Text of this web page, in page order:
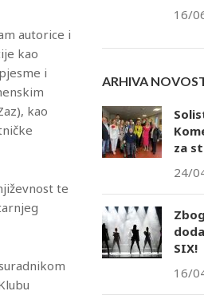
autorice i
kao
i
kao
te
16/
ARHIVA
za
24/
SIX!
16/